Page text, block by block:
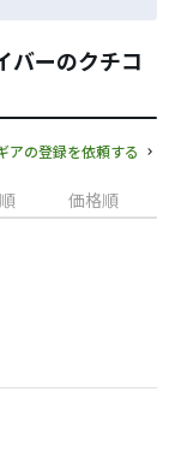
バーのクチコ
アの登録を依頼する
価格順